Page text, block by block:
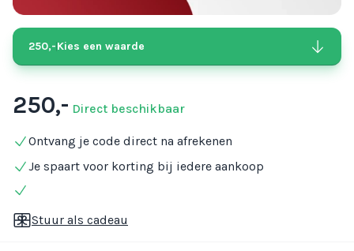
250,-Kies een waarde
250,- Direct beschikbaar
Ontvang je code direct na afrekenen
Je spaart voor korting bij iedere aankoop
Stuur als cadeau